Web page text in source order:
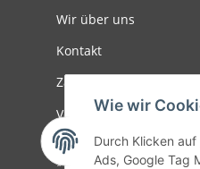
Wir über uns
Kontakt
Zahlungsmöglichkeiten
Versandinformationen
* Alle Preise inkl. gesetzlicher
Wie wir
Durch Klicken
Ads, Google Tag